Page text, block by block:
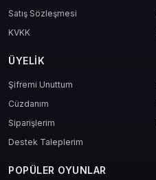
Satış Sözleşmesi
KVKK
ÜYELIK
Şifremi Unuttum
Cüzdanım
Siparişlerim
Destek Taleplerim
POPÜLER OYUNLAR